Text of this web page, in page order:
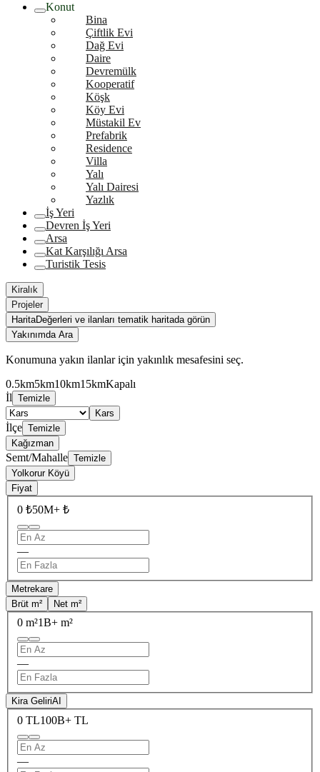
Konut
Bina
Çiftlik Evi
Dağ Evi
Daire
Devremülk
Kooperatif
Köşk
Köy Evi
Müstakil Ev
Prefabrik
Residence
Villa
Yalı
Yalı Dairesi
Yazlık
İş Yeri
Devren İş Yeri
Arsa
Kat Karşılığı Arsa
Turistik Tesis
Kiralık
Projeler
HaritaDeğerleri ve ilanları tematik haritada görün
Yakınımda Ara
Konumuna yakın ilanlar için yakınlık mesafesini seç.
0.5km5km10km15kmKapalı
İl Temizle
Kars
İlçe Temizle
Kağızman
Semt/Mahalle Temizle
Yolkorur Köyü
Fiyat
0 ₺50M+ ₺
—
Metrekare
Brüt m²
Net m²
0 m²1B+ m²
—
Kira GeliriAI
0 TL100B+ TL
—